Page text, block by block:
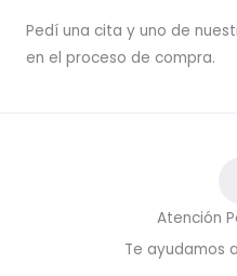
Pedí una cita y uno de
en el proceso de compra.
Atención
Te ayudamos